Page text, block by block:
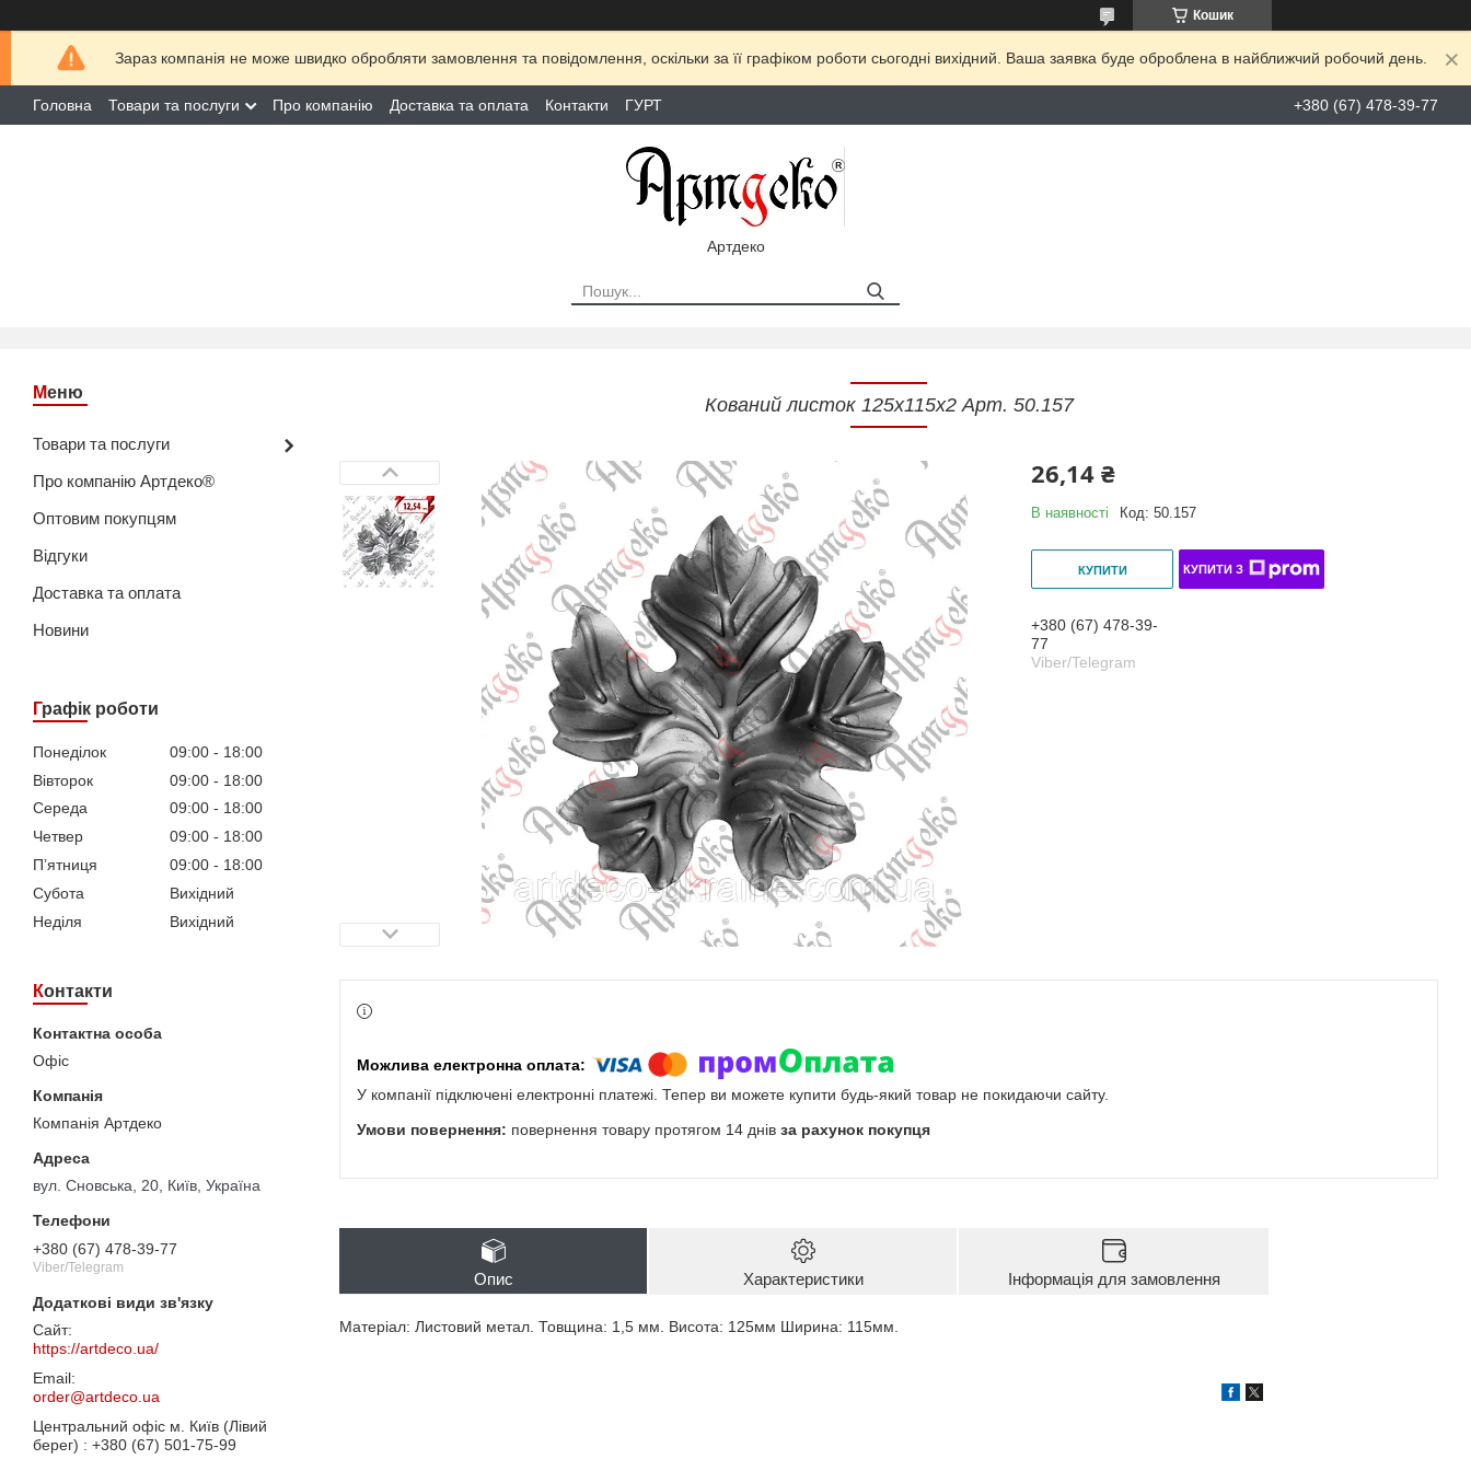
Кошик
Зараз компанія не може швидко обробляти замовлення та повідомлення, оскільки за її графіком роботи сьогодні вихідний. Ваша заявка буде оброблена в найближчий робочий день.
Головна Товари та послуги Про компанію Доставка та оплата Контакти ГУРТ +380 (67) 478-39-77
Артдеко
Товари та послуги
Про компанію Артдеко®
Оптовим покупцям
Відгуки
Доставка та оплата
Новини
Графік роботи
Понеділок 09:00
18:00
Вівторок
09:00
18:00
Середа
09:00
18:00
Четвер
09:00
18:00
Пʼятниця
09:00
18:00
Субота
Вихідний
Неділя
Вихідний
Контакти
Офіс
Компанія Артдеко
вул. Сновська, 20, Київ, Україна
+380 (67) 478-39-77
Viber/Telegram
https://artdeco.ua/
order@artdeco.ua
Центральний офіс м. Київ (Лівий
берег)
+380 (67) 501-75-99
Кований листок 125х115х2 Арт. 50.157
26,14 ₴
В наявності Код:50.157
КУПИТИ КУПИТИ З
+380 (67) 478-39-
77
Viber/Telegram
У компанії підключені електронні платежі. Тепер ви можете купити будь-який товар не покидаючи сайту.
повернення товару протягом 14 днів за рахунок покупця
Опис Характеристики Інформація для замовлення
Матеріал: Листовий метал. Товщина: 1,5 мм. Висота: 125мм Ширина: 115мм.